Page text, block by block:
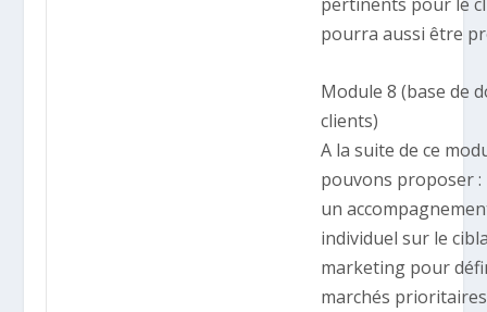
pourra aussi être
Module 8 (base de
clients)
A la suite de ce
pouvons proposer :
un
individuel sur le
marketing pour
marchés